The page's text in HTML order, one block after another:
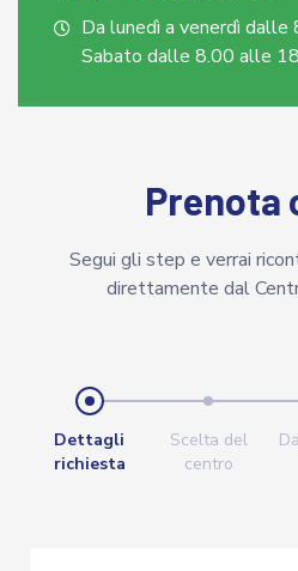
Da lunedì a venerdì
Sabato dalle 8.00 alle
Prenota
Segui gli step e verrai
direttamente dal
Dettagli
richiesta
Scelta del
centro